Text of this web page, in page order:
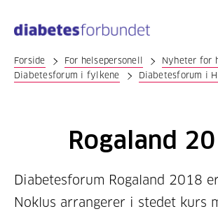
hovedinnhold
Forside For helsepersonell
Nyheter for
Diabetesforum i fylkene
Diabetesforum i
Rogaland
Diabetesforum Rogaland 2018
Noklus arrangerer i stedet kurs